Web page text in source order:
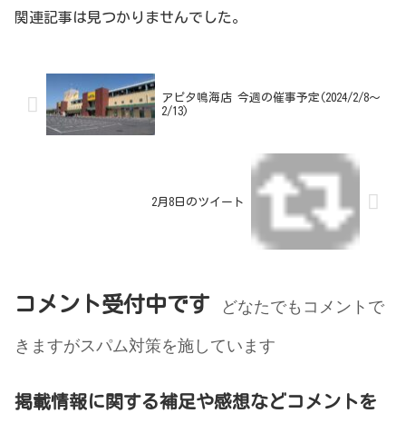
関連記事は見つかりませんでした。
アピタ鳴海店 今週の催事予定(2024/2/8～
2/13)
2月8日のツイート
コメント受付中です
どなたでもコメントで
きますがスパム対策を施しています
掲載情報に関する補足や感想などコメントを